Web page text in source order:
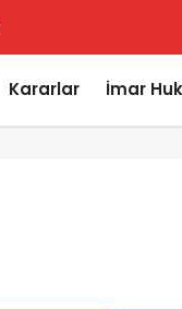
Kararlar İmar